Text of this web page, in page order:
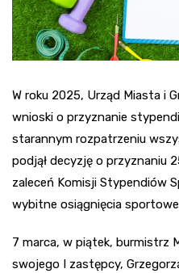
W roku 2025, Urząd Miasta i
wnioski o przyznanie
starannym rozpatrzeniu
podjął decyzję o przyznaniu
zaleceń Komisji Stypendiów
wybitne osiągnięcia
7 marca, w piątek, burmistrz
swojego I zastępcy,